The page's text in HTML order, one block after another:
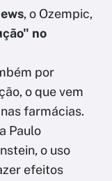
, o Ozempic,
no
por
o que vem
farmácias.
Paulo
o uso
efeitos